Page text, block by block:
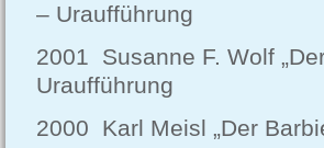
– Uraufführung
2001 Susanne F. Wolf
Uraufführung
2000 Karl Meisl „Der